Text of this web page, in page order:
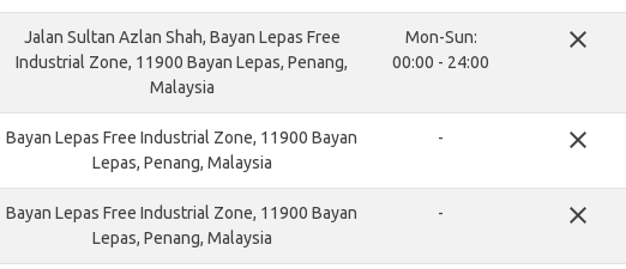
Jalan Sultan Azlan Shah, Bayan Lepas Free
Industrial Zone, 11900 Bayan Lepas, Penang,
Malaysia
Mon-Sun:
00:00 - 24:00
close
Bayan Lepas Free Industrial Zone, 11900 Bayan
Lepas, Penang, Malaysia
- close
Bayan Lepas Free Industrial Zone, 11900 Bayan
Lepas, Penang, Malaysia
- close